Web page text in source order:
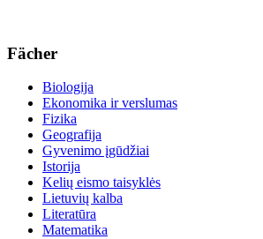
Fächer
Biologija
Ekonomika ir verslumas
Fizika
Geografija
Gyvenimo įgūdžiai
Istorija
Kelių eismo taisyklės
Lietuvių kalba
Literatūra
Matematika